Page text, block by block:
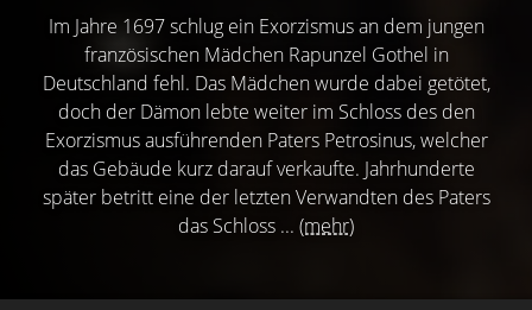
Im Jahre 1697 schlug ein Exorzismus an dem jungen
französischen Mädchen Rapunzel Gothel in
Deutschland fehl. Das Mädchen wurde dabei getötet,
doch der Dämon lebte weiter im Schloss des den
Exorzismus ausführenden Paters Petrosinus, welcher
das Gebäude kurz darauf verkaufte. Jahrhunderte
später betritt eine der letzten Verwandten des Paters
das Schloss ... (mehr)